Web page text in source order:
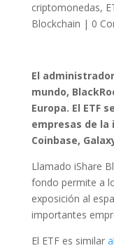
criptomonedas,
Blockchain | 0
El
mundo,
Europa. El ETF
empresas de
Coinbase,
Llamado iShare
fondo permite a
exposición al
importantes
El ETF es similar